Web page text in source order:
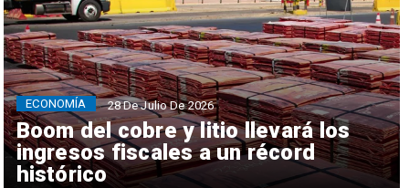
Boom del cobre y litio llevará los
ingresos fiscales a un récord
histórico
ECONOMÍA 28 De Julio De 2026